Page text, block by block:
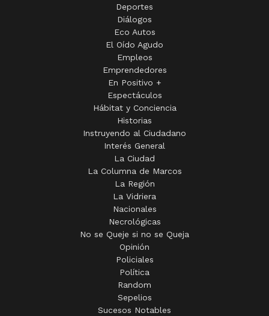
Deportes
Diálogos
Eco Autos
El Oído Agudo
Empleos
Emprendedores
En Positivo +
Espectáculos
Hábitat y Conciencia
Historias
Instruyendo al Ciudadano
Interés General
La Ciudad
La Columna de Marcos
La Región
La Vidriera
Nacionales
Necrológicas
No se Queje si no se Queja
Opinión
Policiales
Política
Random
Sepelios
Sucesos Notables